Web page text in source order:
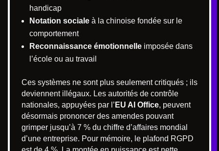
handicap
Notation sociale à la chinoise fondée sur le
comportement
Reconnaissance émotionnelle imposée dans
l’école ou au travail
Ces systèmes ne sont plus seulement critiqués ; ils
deviennent illégaux. Les autorités de contrôle
nationales, appuyées par l’ EU AI Office, peuvent
désormais prononcer des amendes pouvant
grimper jusqu’à 7 % du chiffre d’affaires mondial
d’une entreprise. Pour mémoire, le plafond RGPD